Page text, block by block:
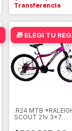
Transferencia
.R24 MTB
SCOUT 21v 3x7
🎁 ELEGÍ TU